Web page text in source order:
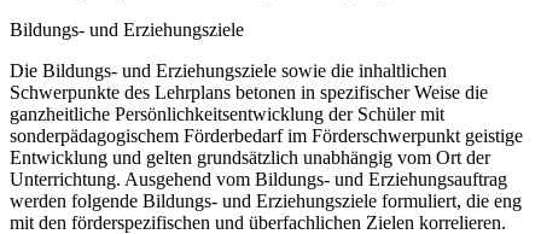
Bildungs- und Erziehungsziele
Die Bildungs- und Erziehungsziele sowie die inhaltlichen
Schwerpunkte des Lehrplans betonen in spezifischer Weise die
ganzheitliche Persönlichkeitsentwicklung der Schüler mit
sonderpädagogischem Förderbedarf im Förderschwerpunkt geistige
Entwicklung und gelten grundsätzlich unabhängig vom Ort der
Unterrichtung. Ausgehend vom Bildungs- und Erziehungsauftrag
werden folgende Bildungs- und Erziehungsziele formuliert, die eng
mit den förderspezifischen und überfachlichen Zielen korrelieren.